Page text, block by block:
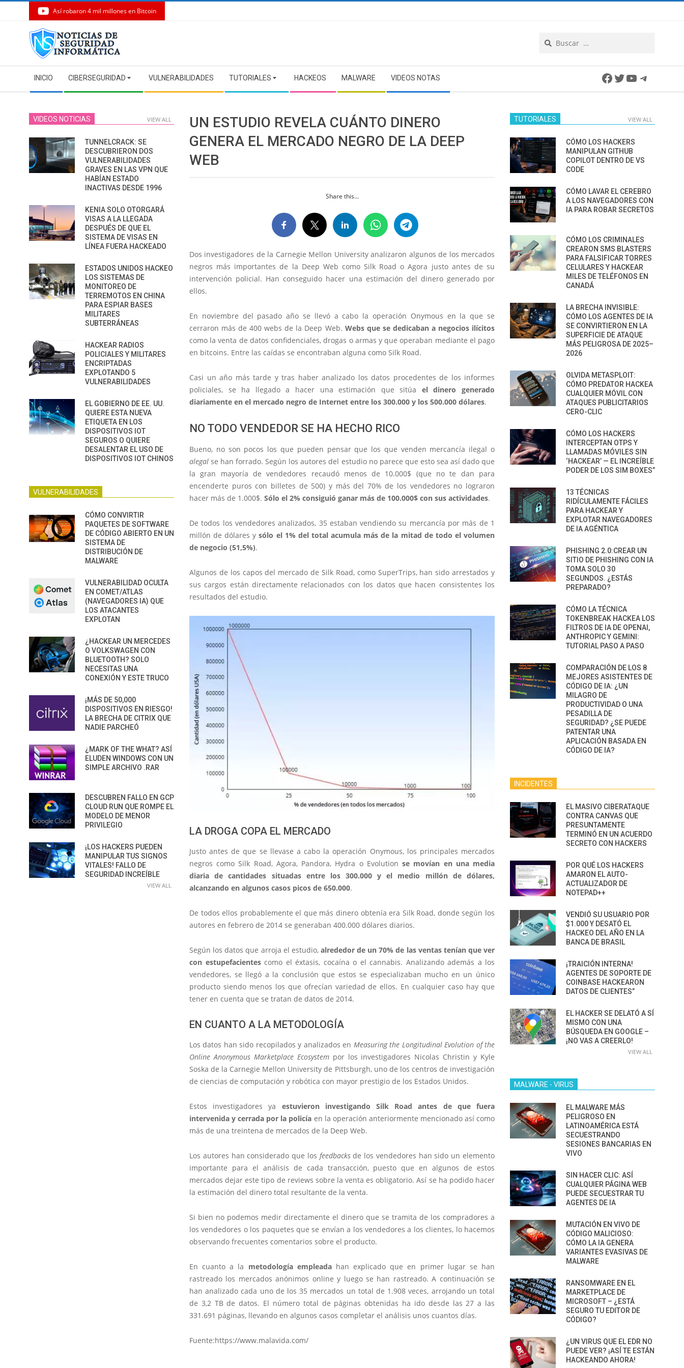
Así robaron 4 mil millones en Bitcoin
Navigation
Menu
INICIO CIBERSEGURIDAD VULNERABILIDADES TUTORIALES HACKEOS MALWARE VIDEOS NOTAS Facebook
Twitter
YouTube
UN ESTUDIO REVELA CUÁNTO DINERO
GENERA EL MERCADO NEGRO DE LA DEEP
WEB
Share this...
Dos investigadores de la Carnegie Mellon University analizaron algunos de los mercados
negros más importantes de la Deep Web como Silk Road o Agora justo antes de su
intervención policial. Han conseguido hacer una estimación del dinero generado por
ellos.
En noviembre del pasado año se llevó a cabo la operación Onymous en la que se
cerraron más de 400 webs de la Deep Web. Webs que se dedicaban a negocios ilícitos
como la venta de datos confidenciales, drogas o armas y que operaban mediante el pago
en bitcoins. Entre las caídas se encontraban alguna como Silk Road.
Casi un año más tarde y tras haber analizado los datos procedentes de los informes
policiales, se ha llegado a hacer una estimación que sitúa el dinero generado
diariamente en el mercado negro de Internet entre los 300.000 y los 500.000 dólares.
NO TODO VENDEDOR SE HA HECHO RICO
Bueno, no son pocos los que pueden pensar que los que venden mercancía ilegal o
alegal se han forrado. Según los autores del estudio no parece que esto sea así dado que
la gran mayoría de vendedores recaudó menos de 10.000$ (que no te dan para
encenderte puros con billetes de 500) y más del 70% de los vendedores no lograron
hacer más de 1.000$. Sólo el 2% consiguió ganar más de 100.000$ con sus actividades.
De todos los vendedores analizados, 35 estaban vendiendo su mercancía por más de 1
millón de dólares ysólo el 1% del total acumula más de la mitad de todo el volumen
de negocio (51,5%).
Algunos de los capos del mercado de Silk Road, como SuperTrips, han sido arrestados y
sus cargos están directamente relacionados con los datos que hacen consistentes los
resultados del estudio.
LA DROGA COPA EL MERCADO
Justo antes de que se llevase a cabo la operación Onymous, los principales mercados
negros como Silk Road, Agora, Pandora, Hydra o Evolutionse movían en una media
diaria de cantidades situadas entre los 300.000 y el medio millón de dólares,
alcanzando en algunos casos picos de 650.000.
De todos ellos probablemente el que más dinero obtenía era Silk Road, donde según los
autores en febrero de 2014 se generaban 400.000 dólares diarios.
Según los datos que arroja el estudio, alrededor de un 70% de las ventas tenían que ver
con estupefacientescomo el éxtasis, cocaína o el cannabis. Analizando además a los
vendedores, se llegó a la conclusión que estos se especializaban mucho en un único
producto siendo menos los que ofrecían variedad de ellos. En cualquier caso hay que
tener en cuenta que se tratan de datos de 2014.
EN CUANTO A LA METODOLOGÍA
Los datos han sido recopilados y analizados en Measuring the Longitudinal Evolution of the
Online Anonymous Marketplace Ecosystempor los investigadores Nicolas Christin y Kyle
Soska de la Carnegie Mellon University de Pittsburgh, uno de los centros de investigación
de ciencias de computación y robótica con mayor prestigio de los Estados Unidos.
Estos investigadores ya estuvieron investigando Silk Road antes de que fuera
intervenida y cerrada por la policía en la operación anteriormente mencionado así como
más de una treintena de mercados de la Deep Web.
Los autores han considerado que los feedbacksde los vendedores han sido un elemento
importante para el análisis de cada transacción, puesto que en algunos de estos
mercados dejar este tipo de reviews sobre la venta es obligatorio. Así se ha podido hacer
la estimación del dinero total resultante de la venta.
Si bien no podemos medir directamente el dinero que se tramita de los compradores a
los vendedores o los paquetes que se envían a los vendedores a los clientes, lo hacemos
observando frecuentes comentarios sobre el producto.
En cuanto a la metodología empleadahan explicado que en primer lugar se han
rastreado los mercados anónimos online y luego se han rastreado. A continuación se
han analizado cada uno de los 35 mercados un total de 1.908 veces, arrojando un total
de 3,2 TB de datos. El número total de páginas obtenidas ha ido desde las 27 a las
331.691 páginas, llevando en algunos casos completar el análisis unos cuantos días.
Fuente:https://www.malavida.com/
VIDEOS NOTICIAS VIEW ALL
TUNNELCRACK: SE
DESCUBRIERON DOS
VULNERABILIDADES
GRAVES EN LAS VPN QUE
HABÍAN ESTADO
INACTIVAS DESDE 1996
KENIA SOLO OTORGARÁ
VISAS A LA LLEGADA
DESPUÉS DE QUE EL
SISTEMA DE VISAS EN
LÍNEA FUERA HACKEADO
ESTADOS UNIDOS HACKEO
LOS SISTEMAS DE
MONITOREO DE
TERREMOTOS EN CHINA
PARA ESPIAR BASES
MILITARES
SUBTERRÁNEAS
HACKEAR RADIOS
POLICIALES Y MILITARES
ENCRIPTADAS
EXPLOTANDO 5
VULNERABILIDADES
EL GOBIERNO DE EE. UU.
QUIERE ESTA NUEVA
ETIQUETA EN LOS
DISPOSITIVOS IOT
SEGUROS O QUIERE
DESALENTAR EL USO DE
DISPOSITIVOS IOT CHINOS
VULNERABILIDADES
CÓMO CONVIRTIR
PAQUETES DE SOFTWARE
DE CÓDIGO ABIERTO EN UN
SISTEMA DE
DISTRIBUCIÓN DE
MALWARE
VULNERABILIDAD OCULTA
EN COMET/ATLAS
(NAVEGADORES IA) QUE
LOS ATACANTES
EXPLOTAN
¿HACKEAR UN MERCEDES
O VOLKSWAGEN CON
BLUETOOTH? SOLO
NECESITAS UNA
CONEXIÓN Y ESTE TRUCO
¡MÁS DE 50,000
DISPOSITIVOS EN RIESGO!
LA BRECHA DE CITRIX QUE
NADIE PARCHEÓ
¿MARK OF THE WHAT? ASÍ
ELUDEN WINDOWS CON UN
SIMPLE ARCHIVO .RAR
DESCUBREN FALLO EN GCP
CLOUD RUN QUE ROMPE EL
MODELO DE MENOR
PRIVILEGIO
¡LOS HACKERS PUEDEN
MANIPULAR TUS SIGNOS
VITALES! FALLO DE
SEGURIDAD INCREÍBLE
VIEW ALL
TUTORIALES VIEW ALL
CÓMO LOS HACKERS
MANIPULAN GITHUB
COPILOT DENTRO DE VS
CODE
CÓMO LAVAR EL CEREBRO
A LOS NAVEGADORES CON
IA PARA ROBAR SECRETOS
CÓMO LOS CRIMINALES
CREARON SMS BLASTERS
PARA FALSIFICAR TORRES
CELULARES Y HACKEAR
MILES DE TELÉFONOS EN
CANADÁ
LA BRECHA INVISIBLE:
CÓMO LOS AGENTES DE IA
SE CONVIRTIERON EN LA
SUPERFICIE DE ATAQUE
MÁS PELIGROSA DE 2025–
2026
OLVIDA METASPLOIT:
CÓMO PREDATOR HACKEA
CUALQUIER MÓVIL CON
ATAQUES PUBLICITARIOS
CERO-CLIC
CÓMO LOS HACKERS
INTERCEPTAN OTPS Y
LLAMADAS MÓVILES SIN
‘HACKEAR’ — EL INCREÍBLE
PODER DE LOS SIM BOXES”
13 TÉCNICAS
RIDÍCULAMENTE FÁCILES
PARA HACKEAR Y
EXPLOTAR NAVEGADORES
DE IA AGÉNTICA
PHISHING 2.0:CREAR UN
SITIO DE PHISHING CON IA
TOMA SOLO 30
SEGUNDOS. ¿ESTÁS
PREPARADO?
CÓMO LA TÉCNICA
TOKENBREAK HACKEA LOS
FILTROS DE IA DE OPENAI,
ANTHROPIC Y GEMINI:
TUTORIAL PASO A PASO
COMPARACIÓN DE LOS 8
MEJORES ASISTENTES DE
CÓDIGO DE IA: ¿UN
MILAGRO DE
PRODUCTIVIDAD O UNA
PESADILLA DE
SEGURIDAD? ¿SE PUEDE
PATENTAR UNA
APLICACIÓN BASADA EN
CÓDIGO DE IA?
INCIDENTES
EL MASIVO CIBERATAQUE
CONTRA CANVAS QUE
PRESUNTAMENTE
TERMINÓ EN UN ACUERDO
SECRETO CON HACKERS
POR QUÉ LOS HACKERS
AMARON EL AUTO-
ACTUALIZADOR DE
NOTEPAD++
VENDIÓ SU USUARIO POR
$1.000 Y DESATÓ EL
HACKEO DEL AÑO EN LA
BANCA DE BRASIL
¡TRAICIÓN INTERNA!
AGENTES DE SOPORTE DE
COINBASE HACKEARON
DATOS DE CLIENTES”
EL HACKER SE DELATÓ A SÍ
MISMO CON UNA
BÚSQUEDA EN GOOGLE –
¡NO VAS A CREERLO!
VIEW ALL
MALWARE - VIRUS
EL MALWARE MÁS
PELIGROSO EN
LATINOAMÉRICA ESTÁ
SECUESTRANDO
SESIONES BANCARIAS EN
VIVO
SIN HACER CLIC: ASÍ
CUALQUIER PÁGINA WEB
PUEDE SECUESTRAR TU
AGENTES DE IA
MUTACIÓN EN VIVO DE
CÓDIGO MALICIOSO:
CÓMO LA IA GENERA
VARIANTES EVASIVAS DE
MALWARE
RANSOMWARE EN EL
MARKETPLACE DE
MICROSOFT – ¿ESTÁ
SEGURO TU EDITOR DE
CÓDIGO?
¿UN VIRUS QUE EL EDR NO
PUEDE VER? ¡ASÍ TE ESTÁN
HACKEANDO AHORA!